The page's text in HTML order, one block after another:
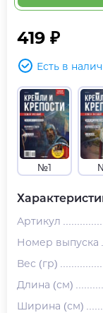
419 ₽
Есть в
№1
Артикул
Номер выпуска
Вес (гр)
Длина (см)
Ширина (см)